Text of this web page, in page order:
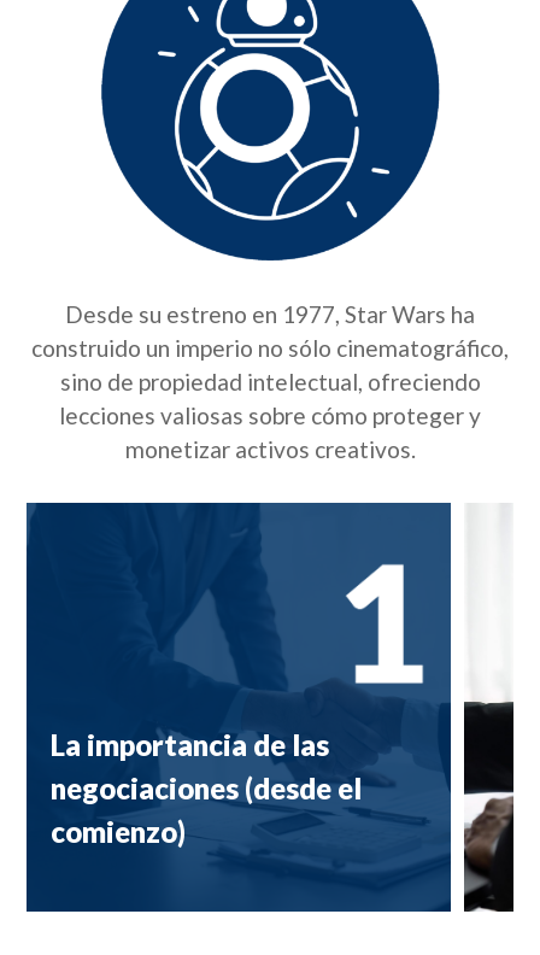
Desde su estreno en 1977, Star Wars ha
construido un imperio no sólo cinematográfico,
sino de propiedad intelectual, ofreciendo
lecciones valiosas sobre cómo proteger y
monetizar activos creativos.
La importancia de las
negociaciones (desde el
comienzo)